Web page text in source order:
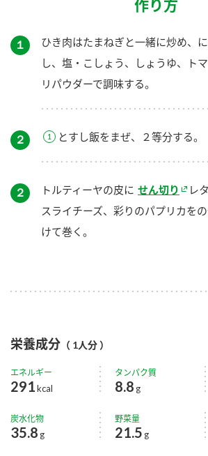
作り方
１
ひき肉はたまねぎと一緒に炒め、
し、塩・こしょう、しょうゆ、ト
リパウダーで調味する。
２ とすし飯をまぜ、２等分する。
２ トルティーヤの皮に せん切り レ
スライチーズ、彩りのパプリカを
けて巻く。
栄養成分 （ 1人分 ）
エネルギー
291 kcal
タンパク質
8.8 g
炭水化物
35.8 g
野菜量
21.5 g